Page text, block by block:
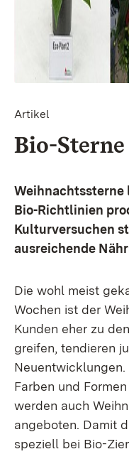
Artikel
Bio-
Weihnachtssterne
Bio-Richtlinien
Kulturversuchen
ausreichende
Die wohl meist
Wochen ist der
Kunden eher zu
greifen, tendieren
Farben und
werden auch
angeboten. Damit
speziell bei Bio-